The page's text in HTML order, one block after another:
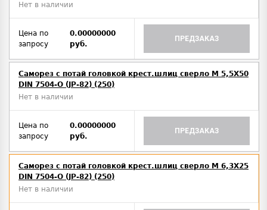
Нет в наличии
Цена по
запросу
0.00000000
руб.
ПРЕДЗАКАЗ
Саморез с потай головкой крест.шлиц сверло М 5,5Х50
DIN 7504-O (JP-82) (250)
Нет в наличии
Цена по
запросу
0.00000000
руб.
ПРЕДЗАКАЗ
Саморез с потай головкой крест.шлиц сверло М 6,3Х25
DIN 7504-O (JP-82) (250)
Нет в наличии